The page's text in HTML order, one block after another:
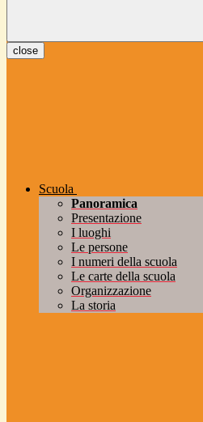
close
Scuola
Panoramica
Presentazione
I luoghi
Le persone
I numeri della scuola
Le carte della scuola
Organizzazione
La storia